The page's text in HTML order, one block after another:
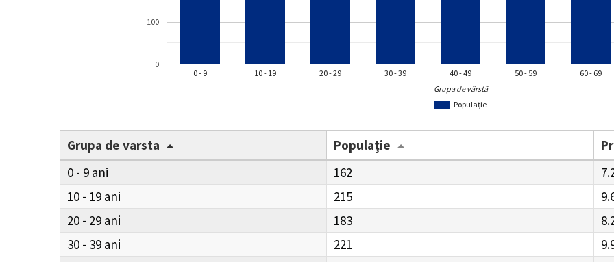
Populație
0 - 9 10 - 19 20 - 29 30 - 39 40 - 49 50 - 59 60 - 69
0
100
Grupa de vârstă
Grupa de varsta Populație
0 - 9
162
10 - 19
215
20 - 29
183
30 - 39
221